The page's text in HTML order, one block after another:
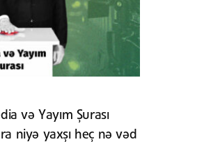
və Yayım Şurası
niyə yaxşı heç nə vəd